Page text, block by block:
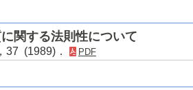
関する法則性について
37 (1989)． PDF